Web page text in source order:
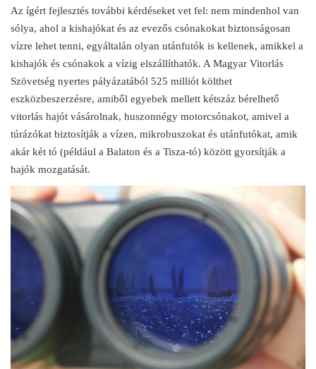
Az ígért fejlesztés további kérdéseket vet fel: nem mindenhol van
sólya, ahol a kishajókat és az evezős csónakokat biztonságosan
vízre lehet tenni, egyáltalán olyan utánfutók is kellenek, amikkel a
kishajók és csónakok a vízig elszállíthatók. A Magyar Vitorlás
Szövetség nyertes pályázatából 525 milliót költhet
eszközbeszerzésre, amiből egyebek mellett kétszáz bérelhető
vitorlás hajót vásárolnak, huszonnégy motorcsónakot, amivel a
túrázókat biztosítják a vízen, mikrobuszokat és utánfutókat, amik
akár két tó (például a Balaton és a Tisza-tó) között gyorsítják a
hajók mozgatását.